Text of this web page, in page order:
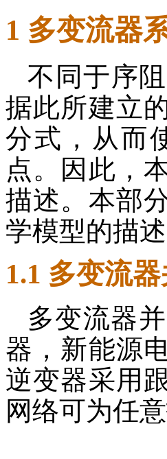
1 多变流器
不同于序
据此所建立
分式，从而
点。因此，
描述。本部
学模型的描述
1.1 多变流
多变流器
器，新能源
逆变器采用
网络可为任